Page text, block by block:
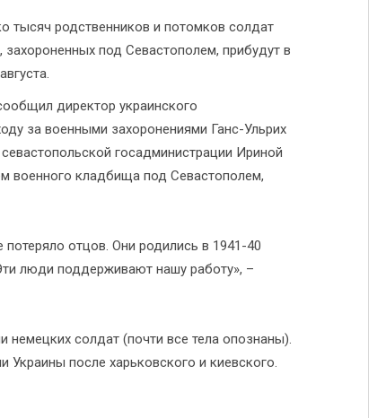
тысяч родственников и потомков солдат
захороненных под Севастополем, прибудут в
директор украинского
за военными захоронениями Ганс-Ульрих
госадминистрации Ириной
военного кладбища под Севастополем,
отцов. Они родились в 1941-40
люди поддерживают нашу работу», –
солдат (почти все тела опознаны).
после харьковского и киевского.